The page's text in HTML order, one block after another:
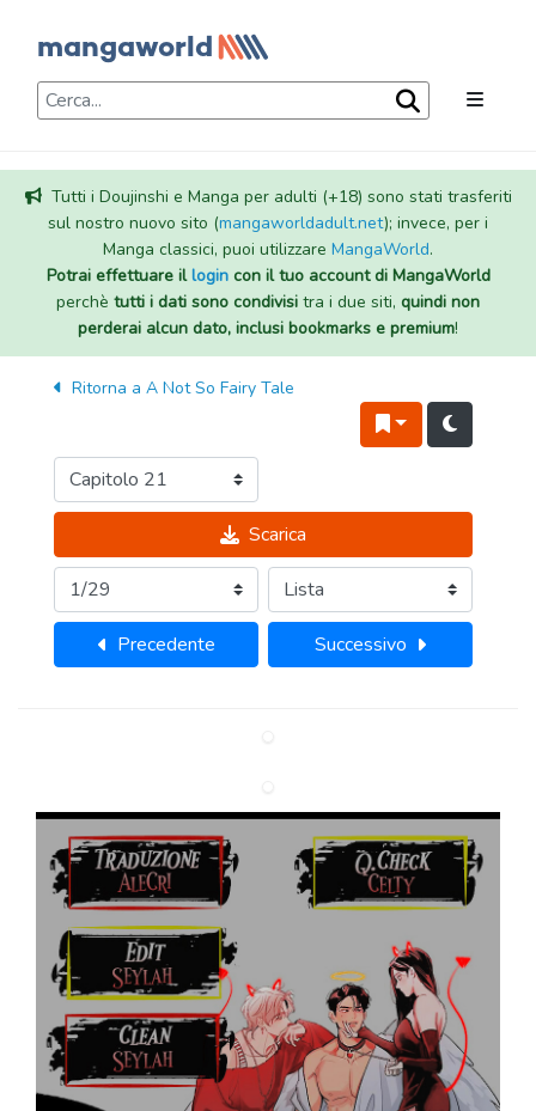
Tutti i Doujinshi e Manga per adulti (+18) sono stati trasferiti
sul nostro nuovo sito (mangaworldadult.net); invece, per i
Manga classici, puoi utilizzare MangaWorld.
Potrai effettuare illogincon il tuo account di MangaWorld
perchè tutti i dati sono condivisi tra i due siti, quindi non
perderai alcun dato, inclusi bookmarks e premium!
Ritorna a A Not So Fairy Tale
Scarica
Precedente Successivo